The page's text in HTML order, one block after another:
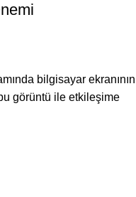
bilgisayar ekranının
görüntü ile etkileşime